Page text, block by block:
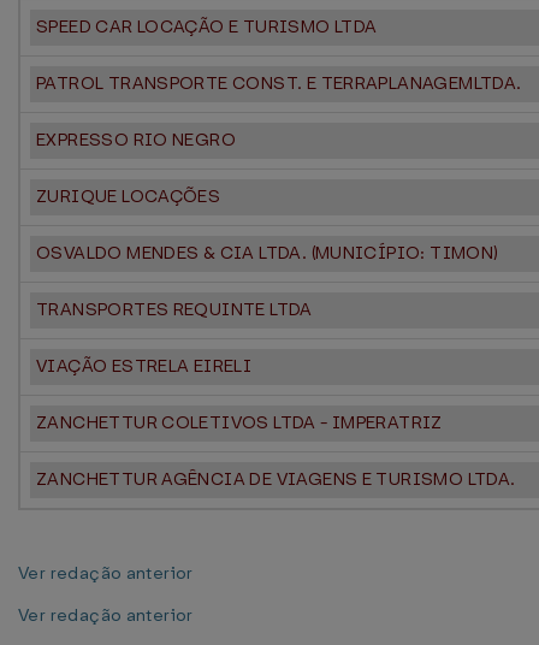
SPEED CAR LOCAÇÃO E TURISMO LTDA
PATROL TRANSPORTE CONST. E TERRAPLANAGEMLTDA.
EXPRESSO RIO NEGRO
ZURIQUE LOCAÇÕES
OSVALDO MENDES & CIA LTDA. (MUNICÍPIO: TIMON)
TRANSPORTES REQUINTE LTDA
VIAÇÃO ESTRELA EIRELI
ZANCHETTUR COLETIVOS LTDA - IMPERATRIZ
ZANCHETTUR AGÊNCIA DE VIAGENS E TURISMO LTDA.
Ver redação anterior
Ver redação anterior